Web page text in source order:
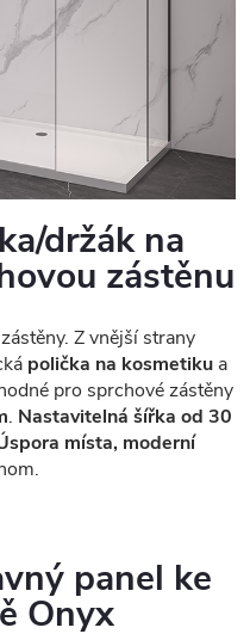
držák na
zástěnu
Z vnější strany
polička na kosmetiku a
pro sprchové zástěny
. Nastavitelná šířka od 30
místa, moderní
panel ke
Onyx